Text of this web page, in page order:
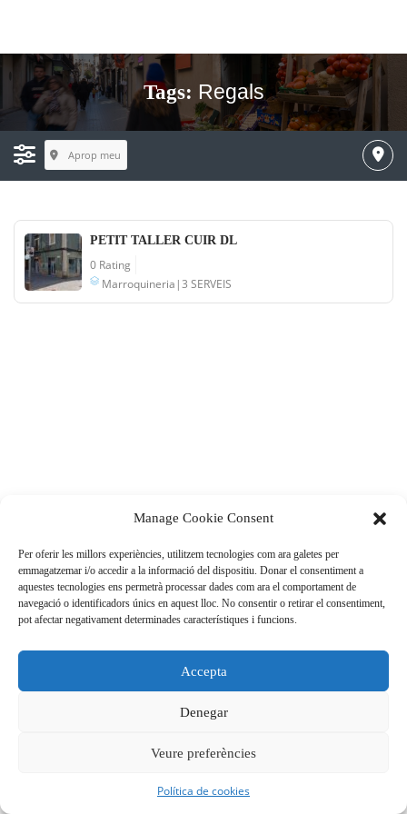
Manage Cookie Consent
Per oferir les millors experiències, utilitzem tecnologies com ara galetes per
emmagatzemar i/o accedir a la informació del dispositiu. Donar el consentiment a
aquestes tecnologies ens permetrà processar dades com ara el comportament de
navegació o identificadors únics en aquest lloc. No consentir o retirar el consentiment,
pot afectar negativament determinades característiques i funcions.
Accepta
Denegar
Veure preferències
Política de cookies
Tags: Regals
Aprop meu
PETIT TALLER CUIR DL
0 Rating
Marroquineria|3 SERVEIS